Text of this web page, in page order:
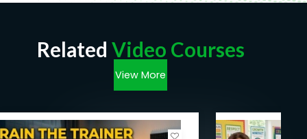
Related Video Courses
View More